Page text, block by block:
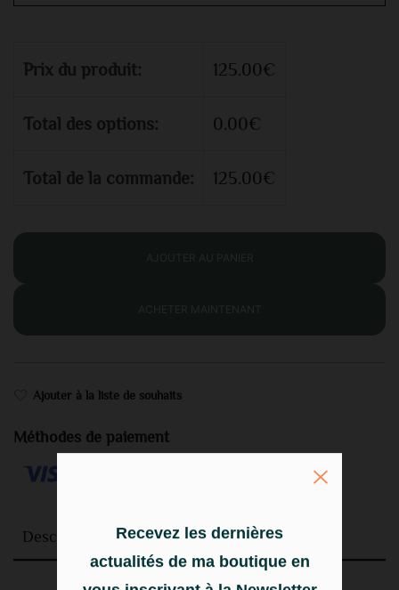
Prix du produit: 125.00€
Total des options: 0.00€
Total de la commande: 125.00€
ACHETER MAINTENANT
Ajouter à la liste de souhaits
Méthodes de paiement
Description
Recevez les dernières
actualités de ma boutique en